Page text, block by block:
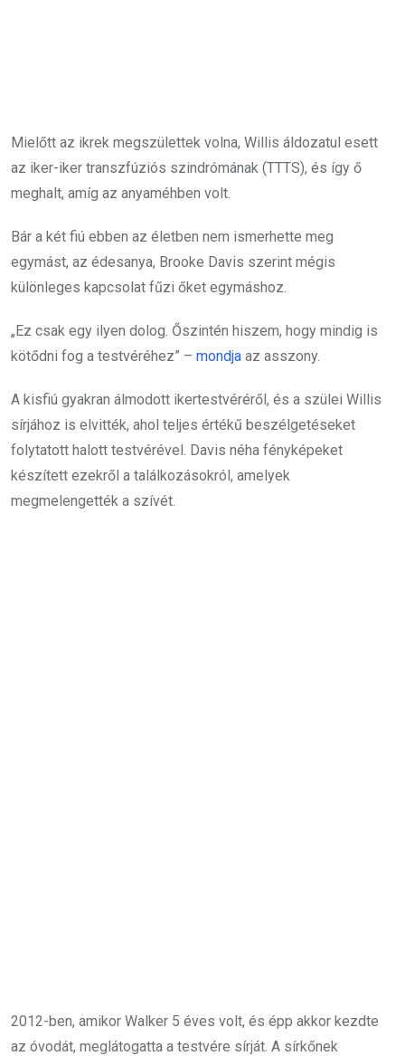
Mielőtt az ikrek megszülettek volna, Willis áldozatul esett
az iker-iker transzfúziós szindrómának (TTTS), és így ő
meghalt, amíg az anyaméhben volt.
Bár a két fiú ebben az életben nem ismerhette meg
egymást, az édesanya, Brooke Davis szerint mégis
különleges kapcsolat fűzi őket egymáshoz.
„Ez csak egy ilyen dolog. Őszintén hiszem, hogy mindig is
kötődni fog a testvéréhez” – mondja az asszony.
A kisfiú gyakran álmodott ikertestvéréről, és a szülei Willis
sírjához is elvitték, ahol teljes értékű beszélgetéseket
folytatott halott testvérével. Davis néha fényképeket
készített ezekről a találkozásokról, amelyek
megmelengették a szívét.
2012-ben, amikor Walker 5 éves volt, és épp akkor kezdte
az óvodát, meglátogatta a testvére sírját. A sírkőnek